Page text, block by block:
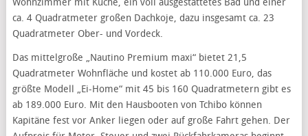
Wohnzimmer mit Küche, ein voll ausgestattetes Bad und einer
ca. 4 Quadratmeter großen Dachkoje, dazu insgesamt ca. 23
Quadratmeter Ober- und Vordeck.
Das mittelgroße „Nautino Premium maxi“ bietet 21,5
Quadratmeter Wohnfläche und kostet ab 110.000 Euro, das
größte Modell „Ei-Home“ mit 45 bis 160 Quadratmetern gibt es
ab 189.000 Euro. Mit den Hausbooten von Tchibo können
Kapitäne fest vor Anker liegen oder auf große Fahrt gehen. Der